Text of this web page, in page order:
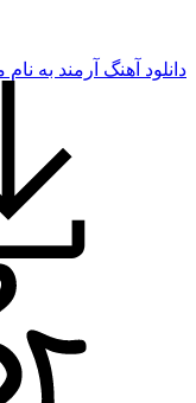
دانلود آهنگ آرمند به نام